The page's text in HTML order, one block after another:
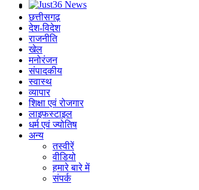
छत्तीसगढ़
देश-विदेश
राजनीति
खेल
मनोरंजन
संपादकीय
स्वास्थ
व्यापार
शिक्षा एवं रोजगार
लाइफस्टाइल
धर्म एवं ज्योतिष
अन्य
तस्वीरें
वीडियो
हमारे बारे में
संपर्क